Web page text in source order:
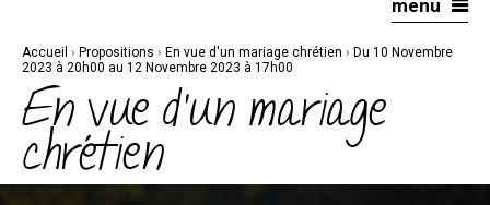
navigation
menu
Accueil › Propositions › En vue d'un mariage chrétien › Du 10 Novembre
2023 à 20h00 au 12 Novembre 2023 à 17h00
En vue d'un mariage
chrétien